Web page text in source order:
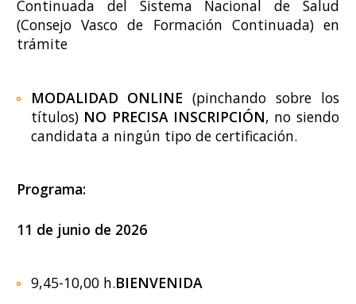
Continuada del Sistema Nacional de Salud
(Consejo Vasco de Formación Continuada) en
trámite
MODALIDAD ONLINE (pinchando sobre los
títulos) NO PRECISA INSCRIPCIÓN, no siendo
candidata a ningún tipo de certificación.
Programa:
11 de junio de 2026
9,45-10,00 h.BIENVENIDA